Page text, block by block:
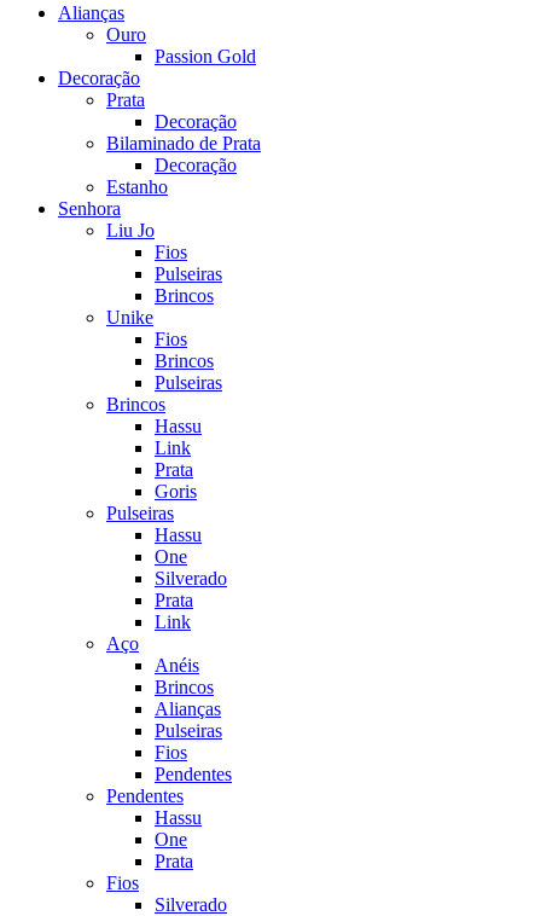
Alianças
Ouro
Passion Gold
Decoração
Prata
Decoração
Bilaminado de Prata
Decoração
Estanho
Senhora
Liu Jo
Fios
Pulseiras
Brincos
Unike
Fios
Brincos
Pulseiras
Brincos
Hassu
Link
Prata
Goris
Pulseiras
Hassu
One
Silverado
Prata
Link
Aço
Anéis
Brincos
Alianças
Pulseiras
Fios
Pendentes
Pendentes
Hassu
One
Prata
Fios
Silverado